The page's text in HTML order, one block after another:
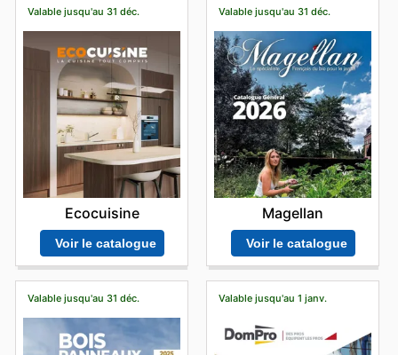
Valable jusqu'au 31 déc.
Ecocuisine
Voir le catalogue
Valable jusqu'au 31 déc.
Magellan
Voir le catalogue
Valable jusqu'au 31 déc. Valable jusqu'au 1 janv.